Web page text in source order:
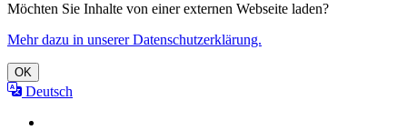
Möchten Sie Inhalte von einer externen Webseite laden?
Mehr dazu in unserer Datenschutzerklärung.
OK
Deutsch